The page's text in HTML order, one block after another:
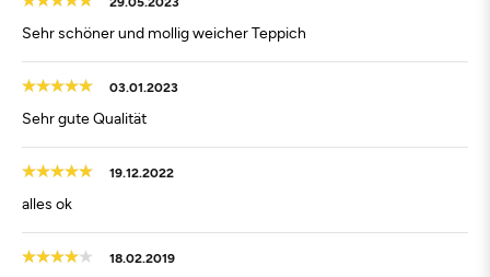
Sehr schöner und mollig weicher Teppich
03.01.2023
Sehr gute Qualität
19.12.2022
alles ok
18.02.2019